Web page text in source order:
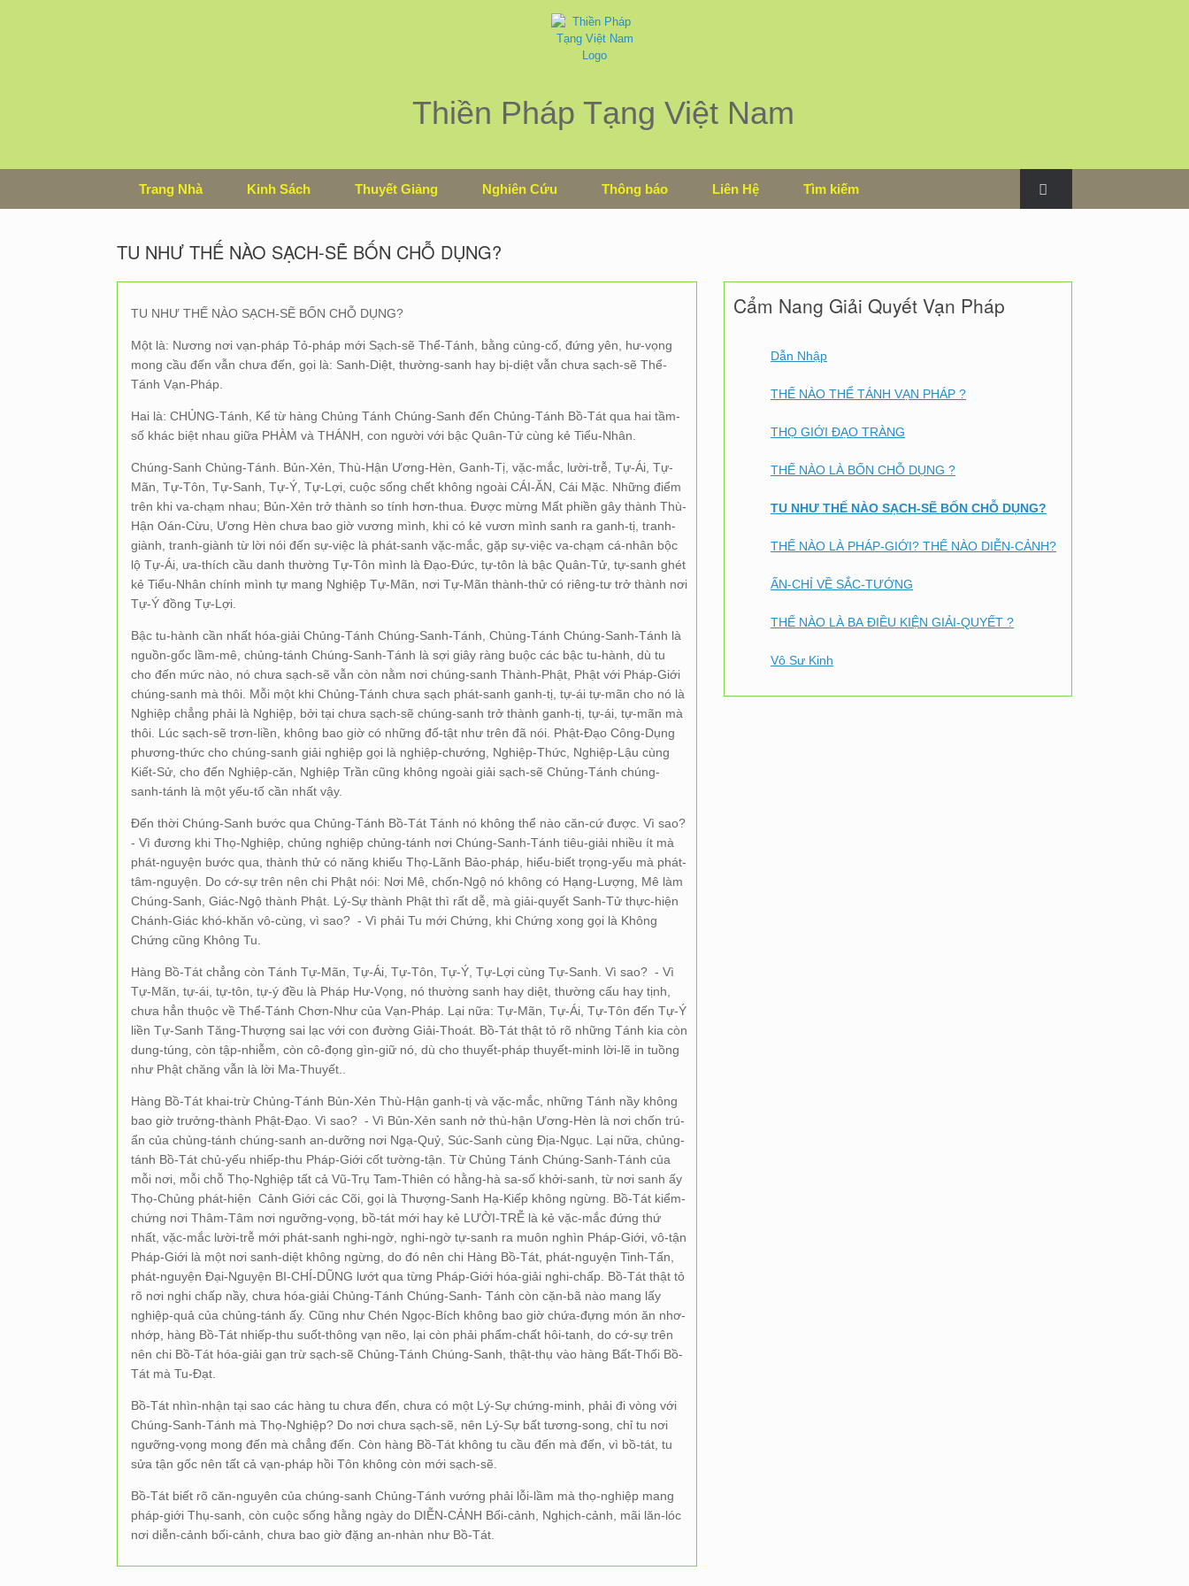
Thiền Pháp Tạng Việt Nam
Trang Nhà Kinh Sách Thuyết Giảng Nghiên Cứu Thông báo Liên Hệ Tìm kiếm
TU NHƯ THẾ NÀO SẠCH-SẼ BỐN CHỖ DỤNG?
TU NHƯ THẾ NÀO SẠCH-SẼ BỐN CHỖ DỤNG?
Một là: Nương nơi vạn-pháp Tỏ-pháp mới Sạch-sẽ Thể-Tánh, bằng củng-cố, đứng yên, hư-vọng
mong cầu đến vẫn chưa đến, gọi là: Sanh-Diệt, thường-sanh hay bị-diệt vẫn chưa sạch-sẽ Thể-
Tánh Vạn-Pháp.
Hai là: CHỦNG-Tánh, Kể từ hàng Chủng Tánh Chúng-Sanh đến Chủng-Tánh Bồ-Tát qua hai tầm-
số khác biệt nhau giữa PHÀM và THÁNH, con người với bậc Quân-Tử cùng kẻ Tiểu-Nhân.
Chúng-Sanh Chủng-Tánh. Bủn-Xẻn, Thù-Hận Ương-Hèn, Ganh-Tị, vặc-mắc, lười-trễ, Tự-Ái, Tự-
Mãn, Tự-Tôn, Tự-Sanh, Tự-Ý, Tự-Lợi, cuộc sống chết không ngoài CÁI-ĂN, Cái Mặc. Những điểm
trên khi va-chạm nhau; Bủn-Xẻn trở thành so tính hơn-thua. Được mừng Mất phiền gây thành Thù-
Hận Oán-Cừu, Ương Hèn chưa bao giờ vương mình, khi có kẻ vươn mình sanh ra ganh-tị, tranh-
giành, tranh-giành từ lời nói đến sự-việc là phát-sanh vặc-mắc, gặp sự-việc va-chạm cá-nhân bộc
lộ Tự-Ái, ưa-thích cầu danh thường Tự-Tôn mình là Đạo-Đức, tự-tôn là bậc Quân-Tử, tự-sanh ghét
kẻ Tiểu-Nhân chính mình tự mang Nghiệp Tự-Mãn, nơi Tự-Mãn thành-thử có riêng-tư trở thành nơi
Tự-Ý đồng Tự-Lợi.
Bậc tu-hành cần nhất hóa-giải Chủng-Tánh Chúng-Sanh-Tánh, Chủng-Tánh Chúng-Sanh-Tánh là
nguồn-gốc lầm-mê, chủng-tánh Chúng-Sanh-Tánh là sợi giây ràng buộc các bậc tu-hành, dù tu
cho đến mức nào, nó chưa sạch-sẽ vẫn còn nằm nơi chúng-sanh Thành-Phật, Phật với Pháp-Giới
chúng-sanh mà thôi. Mỗi một khi Chủng-Tánh chưa sạch phát-sanh ganh-tị, tự-ái tự-mãn cho nó là
Nghiệp chẳng phải là Nghiệp, bởi tại chưa sạch-sẽ chúng-sanh trở thành ganh-tị, tự-ái, tự-mãn mà
thôi. Lúc sạch-sẽ trơn-liền, không bao giờ có những đố-tật như trên đã nói. Phật-Đạo Công-Dụng
phương-thức cho chúng-sanh giải nghiệp gọi là nghiệp-chướng, Nghiệp-Thức, Nghiệp-Lậu cùng
Kiết-Sử, cho đến Nghiệp-căn, Nghiệp Trần cũng không ngoài giải sạch-sẽ Chủng-Tánh chúng-
sanh-tánh là một yếu-tố cần nhất vậy.
Đến thời Chúng-Sanh bước qua Chủng-Tánh Bồ-Tát Tánh nó không thể nào căn-cứ được. Vì sao?
- Vì đương khi Thọ-Nghiệp, chủng nghiệp chủng-tánh nơi Chúng-Sanh-Tánh tiêu-giải nhiều ít mà
phát-nguyện bước qua, thành thử có năng khiếu Thọ-Lãnh Bảo-pháp, hiểu-biết trọng-yếu mà phát-
tâm-nguyện. Do cớ-sự trên nên chi Phật nói: Nơi Mê, chốn-Ngộ nó không có Hạng-Lượng, Mê làm
Chúng-Sanh, Giác-Ngộ thành Phật. Lý-Sự thành Phật thì rất dễ, mà giải-quyết Sanh-Tử thực-hiện
Chánh-Giác khó-khăn vô-cùng, vì sao? - Vì phải Tu mới Chứng, khi Chứng xong gọi là Không
Chứng cũng Không Tu.
Hàng Bồ-Tát chẳng còn Tánh Tự-Mãn, Tự-Ái, Tự-Tôn, Tự-Ý, Tự-Lợi cùng Tự-Sanh. Vì sao? - Vì
Tự-Mãn, tự-ái, tự-tôn, tự-ý đều là Pháp Hư-Vọng, nó thường sanh hay diệt, thường cấu hay tịnh,
chưa hẳn thuộc về Thể-Tánh Chơn-Như của Vạn-Pháp. Lại nữa: Tự-Mãn, Tự-Ái, Tự-Tôn đến Tự-Ý
liền Tự-Sanh Tăng-Thượng sai lạc với con đường Giải-Thoát. Bồ-Tát thật tỏ rõ những Tánh kia còn
dung-túng, còn tập-nhiễm, còn cô-đọng gìn-giữ nó, dù cho thuyết-pháp thuyết-minh lời-lẽ in tuồng
như Phật chăng vẫn là lời Ma-Thuyết..
Hàng Bồ-Tát khai-trừ Chủng-Tánh Bủn-Xẻn Thù-Hận ganh-tị và vặc-mắc, những Tánh nầy không
bao giờ trưởng-thành Phật-Đạo. Vì sao? - Vì Bủn-Xẻn sanh nở thù-hận Ương-Hèn là nơi chốn trú-
ẩn của chủng-tánh chúng-sanh an-dưỡng nơi Ngạ-Quỷ, Súc-Sanh cùng Địa-Ngục. Lại nữa, chủng-
tánh Bồ-Tát chủ-yếu nhiếp-thu Pháp-Giới cốt tường-tận. Từ Chủng Tánh Chúng-Sanh-Tánh của
mỗi nơi, mỗi chỗ Thọ-Nghiệp tất cả Vũ-Trụ Tam-Thiên có hằng-hà sa-số khởi-sanh, từ nơi sanh ấy
Thọ-Chủng phát-hiện Cảnh Giới các Cõi, gọi là Thượng-Sanh Hạ-Kiếp không ngừng. Bồ-Tát kiểm-
chứng nơi Thâm-Tâm nơi ngưỡng-vọng, bồ-tát mới hay kẻ LƯỜI-TRỄ là kẻ vặc-mắc đứng thứ
nhất, vặc-mắc lười-trễ mới phát-sanh nghi-ngờ, nghi-ngờ tự-sanh ra muôn nghìn Pháp-Giới, vô-tận
Pháp-Giới là một nơi sanh-diệt không ngừng, do đó nên chi Hàng Bồ-Tát, phát-nguyện Tinh-Tấn,
phát-nguyện Đại-Nguyện BI-CHÍ-DŨNG lướt qua từng Pháp-Giới hóa-giải nghi-chấp. Bồ-Tát thật tỏ
rõ nơi nghi chấp nầy, chưa hóa-giải Chủng-Tánh Chúng-Sanh- Tánh còn cặn-bã nào mang lấy
nghiệp-quả của chủng-tánh ấy. Cũng như Chén Ngọc-Bích không bao giờ chứa-đựng món ăn nhơ-
nhớp, hàng Bồ-Tát nhiếp-thu suốt-thông vạn nẽo, lại còn phải phẩm-chất hôi-tanh, do cớ-sự trên
nên chi Bồ-Tát hóa-giải gạn trừ sạch-sẽ Chủng-Tánh Chúng-Sanh, thật-thụ vào hàng Bất-Thối Bồ-
Tát mà Tu-Đạt.
Bồ-Tát nhìn-nhận tại sao các hàng tu chưa đến, chưa có một Lý-Sự chứng-minh, phải đi vòng với
Chúng-Sanh-Tánh mà Thọ-Nghiệp? Do nơi chưa sạch-sẽ, nên Lý-Sự bất tương-song, chỉ tu nơi
ngưỡng-vọng mong đến mà chẳng đến. Còn hàng Bồ-Tát không tu cầu đến mà đến, vì bồ-tát, tu
sửa tận gốc nên tất cả vạn-pháp hồi Tôn không còn mới sạch-sẽ.
Bồ-Tát biết rõ căn-nguyên của chúng-sanh Chủng-Tánh vướng phải lỗi-lầm mà thọ-nghiệp mang
pháp-giới Thụ-sanh, còn cuộc sống hằng ngày do DIỄN-CẢNH Bối-cảnh, Nghịch-cảnh, mãi lăn-lóc
nơi diễn-cảnh bối-cảnh, chưa bao giờ đặng an-nhàn như Bồ-Tát.
Cẩm Nang Giải Quyết Vạn Pháp
Dẫn Nhập
THẾ NÀO THỂ TÁNH VẠN PHÁP ?
THỌ GIỚI ĐẠO TRÀNG
THẾ NÀO LÀ BỐN CHỖ DỤNG ?
TU NHƯ THẾ NÀO SẠCH-SẼ BỐN CHỖ DỤNG?
THẾ NÀO LÀ PHÁP-GIỚI? THẾ NÀO DIỄN-CẢNH?
ẤN-CHỈ VỀ SẮC-TƯỚNG
THẾ NÀO LÀ BA ĐIỀU KIỆN GIẢI-QUYẾT ?
Vô Sư Kinh